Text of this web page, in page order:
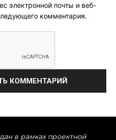
электронной почты и веб-
комментария.
в рамках проектной